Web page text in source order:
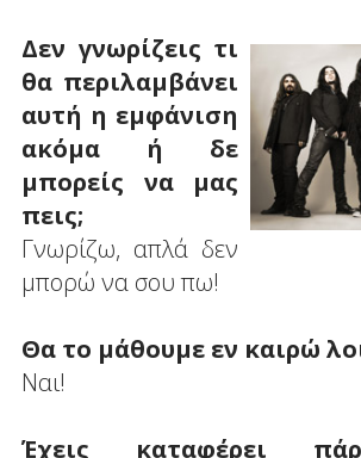
Δεν γνωρίζεις τι
θα περιλαμβάνει
αυτή η εμφάνιση
ακόμα ή δε
μπορείς να μας
πεις;
Γνωρίζω, απλά δεν
μπορώ να σου πω!
Θα το μάθουμε εν καιρώ
Ναι!
Έχεις καταφέρει